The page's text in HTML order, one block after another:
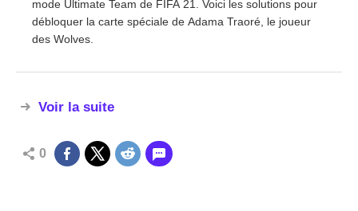
mode Ultimate Team de FIFA 21. Voici les solutions pour
débloquer la carte spéciale de Adama Traoré, le joueur
des Wolves.
Voir la suite
0